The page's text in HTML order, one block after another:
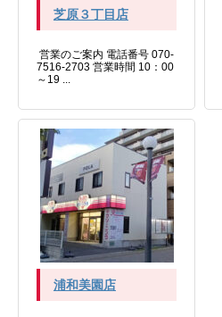
芝原３丁目店
営業のご案内 電話番号 070-
7516-2703 営業時間 10：00
～19 ...
浦和美園店